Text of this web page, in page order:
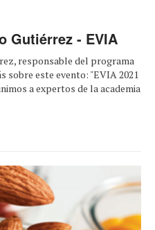
Gutiérrez - EVIA
responsable del programa
sobre este evento: "EVIA 2021
a expertos de la academia